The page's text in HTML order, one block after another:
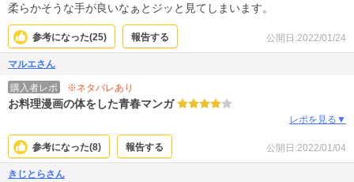
柔らかそうな手が良いなぁとジッと見てしまいます。
公開日:2022/01/24
参考になった(25) 報告する
マルエさん
購入者レポ ※ネタバレあり
お料理漫画の体をした青春マンガ
レポを見る▼
公開日:2022/01/04
参考になった(8) 報告する
きじとらさん